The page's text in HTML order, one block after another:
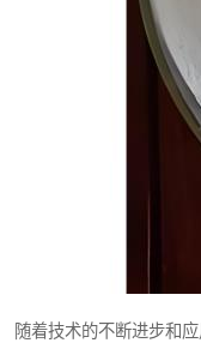
随着技术的不断进步和